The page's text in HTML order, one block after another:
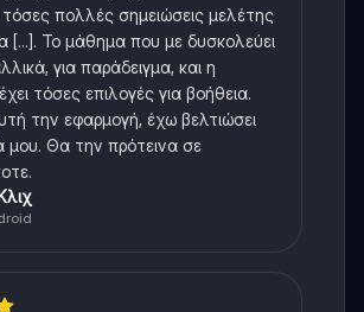
πολλές σημειώσεις μελέτης
[...]. Το μάθημα που με δυσκολεύει
για παράδειγμα, και η
τόσες επιλογές για βοήθεια.
την εφαρμογή, έχω βελτιώσει
μου. Θα την πρότεινα σε